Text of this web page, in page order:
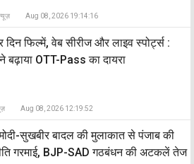
Aug 08, 2026 19:14:16
दिन फिल्में, वेब सीरीज और लाइव स्पोर्ट्स :
बढ़ाया OTT-Pass का दायरा
Aug 08, 2026 12:19:52
सुखबीर बादल की मुलाकात से पंजाब की
गरमाई, BJP-SAD गठबंधन की अटकलें तेज